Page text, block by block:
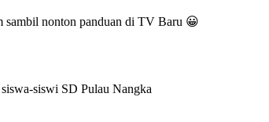
sambil nonton panduan di TV Baru 😀
siswa-siswi SD Pulau Nangka